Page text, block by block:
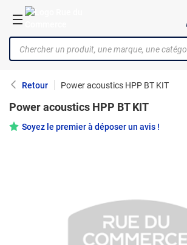
Retour Power acoustics HPP BT KIT
Power acoustics HPP BT KIT
Soyez le premier à déposer un avis !